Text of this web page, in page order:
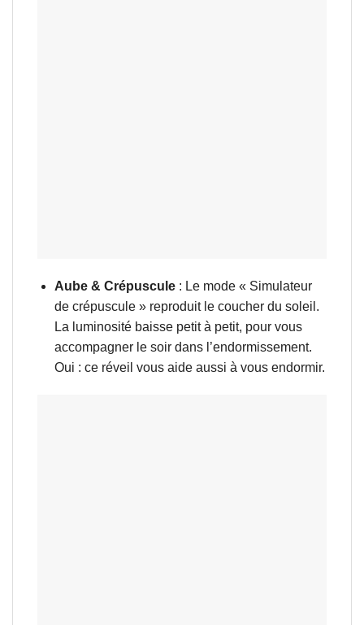
Aube & Crépuscule: Le mode « Simulateur
de crépuscule » reproduit le coucher du soleil.
La luminosité baisse petit à petit, pour vous
accompagner le soir dans l’endormissement.
Oui : ce réveil vous aide aussi à vous endormir.